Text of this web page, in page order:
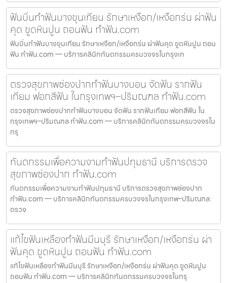
ฟันบิ่นทำฟันบางขุนเทียน รักษาเหงือก/เหงือกร่น ผ่าฟัน
คุด ขูดหินปูน ถอนฟัน ทำฟัน.com
ฟันบิ่นทำฟันบางขุนเทียน รักษาเหงือก/เหงือกร่น ผ่าฟันคุด ขูดหินปูน ถอน
ฟัน ทำฟัน.com — บริการคลินิกทันตกรรมครบวงจรในกรุงเท
ตรวจสุขภาพช่องปากทำฟันบางบอน จัดฟัน รากฟัน
เทียม ฟอกสีฟัน ในกรุงเทพฯ–ปริมณฑล ทำฟัน.com
ตรวจสุขภาพช่องปากทำฟันบางบอน จัดฟัน รากฟันเทียม ฟอกสีฟัน ใน
กรุงเทพฯ–ปริมณฑล ทำฟัน.com — บริการคลินิกทันตกรรมครบวงจรใน
กรุ
ทันตกรรมเพื่อความงามทำฟันปทุมธานี บริการตรวจ
สุขภาพช่องปาก ทำฟัน.com
ทันตกรรมเพื่อความงามทำฟันปทุมธานี บริการตรวจสุขภาพช่องปาก
ทำฟัน.com — บริการคลินิกทันตกรรมครบวงจรในกรุงเทพ–ปริมณฑล:
ตรวจ
แก้ไขฟันเหลืองทำฟันมีนบุรี รักษาเหงือก/เหงือกร่น ผ่า
ฟันคุด ขูดหินปูน ถอนฟัน ทำฟัน.com
แก้ไขฟันเหลืองทำฟันมีนบุรี รักษาเหงือก/เหงือกร่น ผ่าฟันคุด ขูดหินปูน
ถอนฟัน ทำฟัน.com — บริการคลินิกทันตกรรมครบวงจรในกรุ